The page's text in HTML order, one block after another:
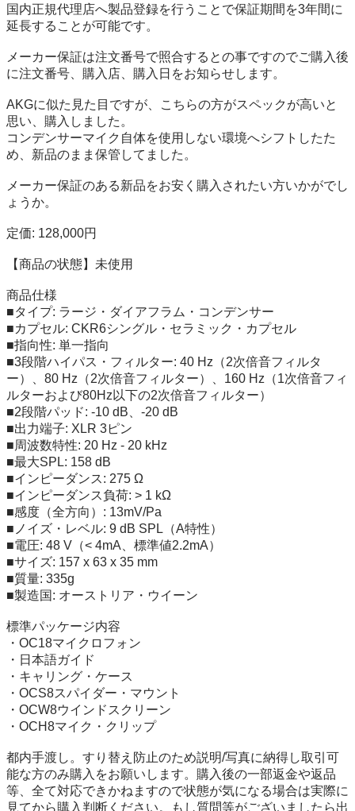
国内正規代理店へ製品登録を行うことで保証期間を3年間に
延長することが可能です。
メーカー保証は注文番号で照合するとの事ですのでご購入後
に注文番号、購入店、購入日をお知らせします。
AKGに似た見た目ですが、こちらの方がスペックが高いと
思い、購入しました。
コンデンサーマイク自体を使用しない環境へシフトしたた
め、新品のまま保管してました。
メーカー保証のある新品をお安く購入されたい方いかがでし
ょうか。
定価: 128,000円
【商品の状態】未使用
商品仕様
■タイプ: ラージ・ダイアフラム・コンデンサー
■カプセル: CKR6シングル・セラミック・カプセル
■指向性: 単一指向
■3段階ハイパス・フィルター: 40 Hz（2次倍音フィルタ
ー）、80 Hz（2次倍音フィルター）、160 Hz（1次倍音フィ
ルターおよび80Hz以下の2次倍音フィルター）
■2段階パッド: -10 dB、-20 dB
■出力端子: XLR 3ピン
■周波数特性: 20 Hz - 20 kHz
■最大SPL: 158 dB
■インピーダンス: 275 Ω
■インピーダンス負荷: > 1 kΩ
■感度（全方向）: 13mV/Pa
■ノイズ・レベル: 9 dB SPL（A特性）
■電圧: 48 V（< 4mA、標準値2.2mA）
■サイズ: 157 x 63 x 35 mm
■質量: 335g
■製造国: オーストリア・ウイーン
標準パッケージ内容
・OC18マイクロフォン
・日本語ガイド
・キャリング・ケース
・OCS8スパイダー・マウント
・OCW8ウインドスクリーン
・OCH8マイク・クリップ
都内手渡し。すり替え防止のため説明/写真に納得し取引可
能な方のみ購入をお願いします。購入後の一部返金や返品
等、全て対応できかねますので状態が気になる場合は実際に
見てから購入判断ください。もし質問等がございましたら出